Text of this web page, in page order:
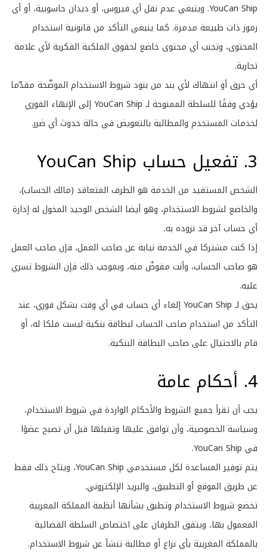
YouCan Ship. وينبغي عدم نقل أي فيروس، أو ديدان حاسوبية، أو أي
رموز ذات طبيعة مدمرة. كما ينبغي التأكد من قانونية استخدام
المحتوى، وتجنب أي محتوى خاضع لحقوق الملكية الفكرية لأي علامة
تجارية.
أي خرق أو انتهاك لأي بند من بنود شروط الاستخدام الموضّحة مقدّما
يؤدي وفقًا للسلطة الممنوحة لـ YouCan Ship إلى الإنهاء الفوري
لخدمات المستخدم والمطالبة بالتعويض في حالة حدوث أي ضرر.
3. تفعيل حساب YouCan Ship
الشخص المستفيد من الخدمة هو الطرف المتعاقد (مالك الحساب)،
والخاضع لشروط الاستخدام، وهو أيضا الشخص الوحيد المخول له إدارة
أي حساب آخر قد نزوده به.
إذا كنت مشتركا في الخدمة نيابة عن صاحب العمل، فإن صاحب العمل
هو صاحب الحساب، وأنت مفوضٌ منه، وبموجب ذلك فإن الشروط تسري
عليه.
يحق لـ YouCan Ship إلغاء أي حساب في أي وقت بشكل فوري، عند
التأكد من استخدام صاحب الحساب لبطاقة بنكية ليست ملكا له، أو
قام بالاحتيال على صاحب البطاقة البنكية.
4. أحكام عامة
يجب أن تقرأ جميع الشروط والأحكام الواردة في شروط الاستخدام،
وسياسة الخصوصية، وأن توافق عليها وتقبلها قبل أن تصبح عضوًا
في YouCan Ship.
​​يتم توفير المساعدة لكل مستخدمي YouCan Ship، ويتاح ذلك فقط
عن طريق الموقع أو التطبيق، والبريد الإلكتروني.
تخضع شروط الاستخدام وتطبق بشأنها أنظمة المملكة المغربية
المعمول بها، ويتفق الطرفان على اختصاص السلطة القضائية
بالمملكة المغربية بأي نزاع أو مطالبة تنشأ عن شروط الاستخدام.